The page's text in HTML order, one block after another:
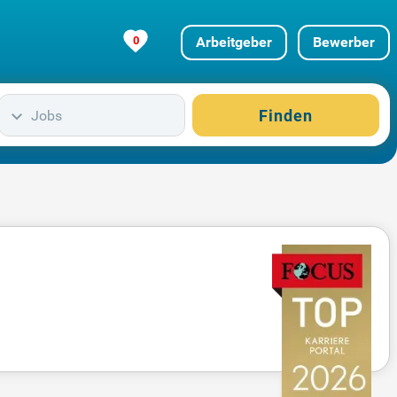
0 Arbeitgeber Bewerber
Jobs Finden